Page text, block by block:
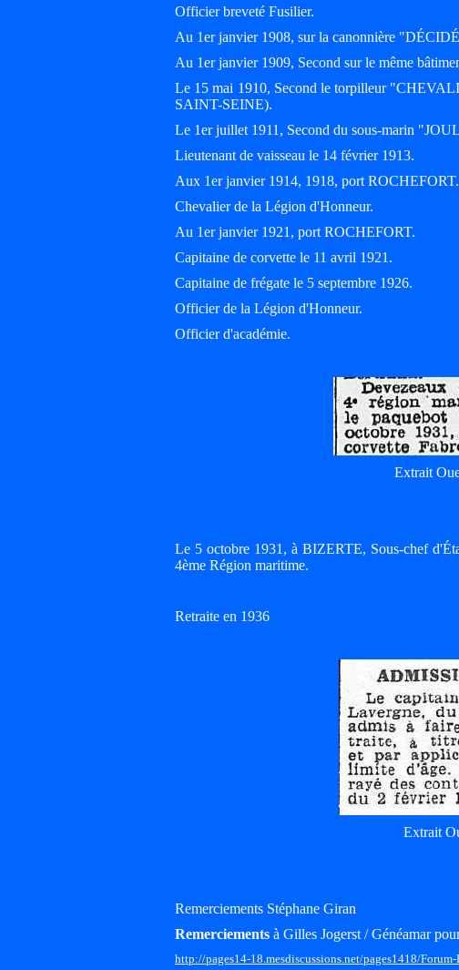
Officier breveté Fusilier.
Au 1er janvier 1908, sur la canonnière
Au 1er janvier 1909, Second sur le même
Le 15 mai 1910, Second le torpilleur
SAINT-SEINE).
Le 1er juillet 1911, Second du sous-marin
Lieutenant de vaisseau le 14 février 1913.
Aux 1er janvier 1914, 1918, port ROCHEFORT.
Chevalier de la Légion d'Honneur.
Au 1er janvier 1921, port ROCHEFORT.
Capitaine de corvette le 11 avril 1921.
Capitaine de frégate le 5 septembre 1926.
Officier de la Légion d'Honneur.
Officier d'académie.
Extrait
Le 5 octobre 1931, à BIZERTE, Sous-chef
4ème Région maritime.
Retraite en 1936
Extrait
Remerciements Stéphane Giran
Remerciements à Gilles Jogerst / Généamar
http://pages14-18.mesdiscussions.net/pages1418/